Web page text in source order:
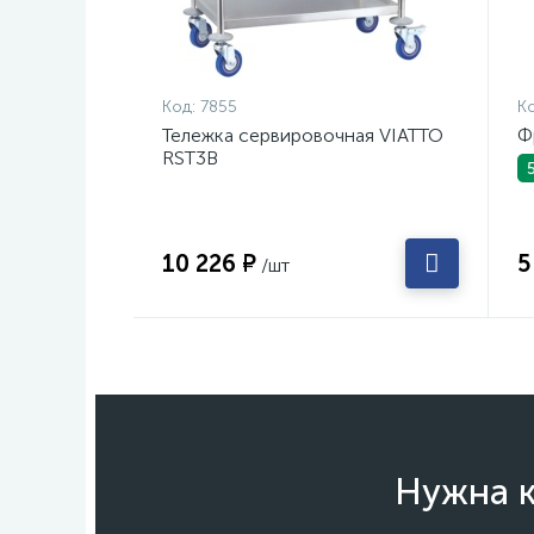
Код: 7855
Тележка сервировочная VIATTO
RST3B
10 226 ₽ /шт
Нужна